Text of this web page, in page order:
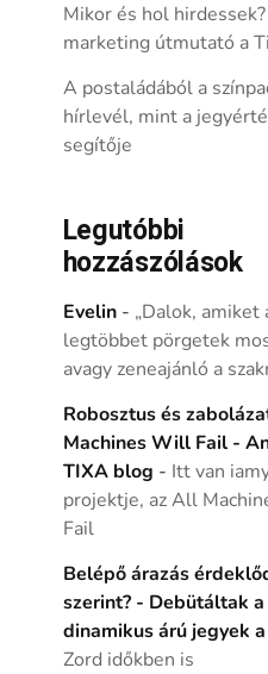
Mikor és hol
marketing útmutató a
A postaládából a
hírlevél, mint a
segítője
Legutóbbi
hozzászólások
Evelin- „Dalok, amiket
legtöbbet pörgetek
avagy zeneajánló a
Robosztus és
Machines Will Fail -
TIXA blog - Itt van
projektje, az All
Fail
Belépő árazás
szerint? - Debütáltak a
dinamikus árú jegyek
Zord időkben is